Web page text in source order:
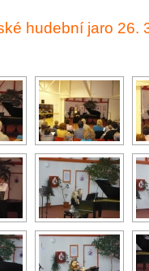
hudební jaro 26.